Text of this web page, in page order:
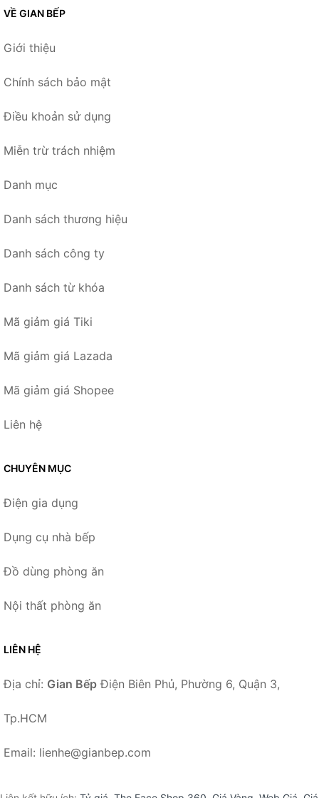
VỀ GIAN BẾP
Giới thiệu
Chính sách bảo mật
Điều khoản sử dụng
Miễn trừ trách nhiệm
Danh mục
Danh sách thương hiệu
Danh sách công ty
Danh sách từ khóa
Mã giảm giá Tiki
Mã giảm giá Lazada
Mã giảm giá Shopee
Liên hệ
CHUYÊN MỤC
Điện gia dụng
Dụng cụ nhà bếp
Đồ dùng phòng ăn
Nội thất phòng ăn
LIÊN HỆ
Địa chỉ: Gian Bếp Điện Biên Phủ, Phường 6, Quận 3,
Tp.HCM
Email: lienhe@gianbep.com